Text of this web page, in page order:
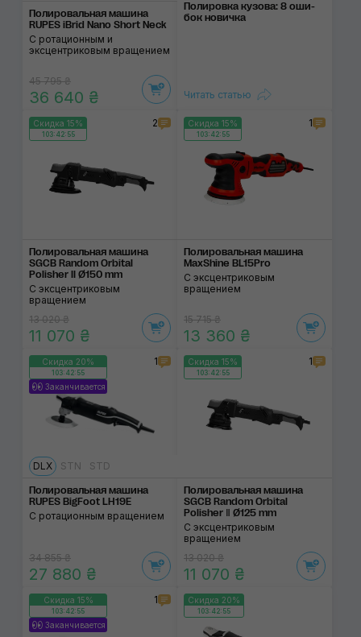
Полировальная маши­на
RUPES iBrid Nano Short Neck
С ротационным и
эксцентриковым вращением
45 795 ₴
36 640 ₴
Полировка ку­зова: 8 оши­
бок нови­чка
Читать статью
Скидка 15%
103:42:55
2
Полировальная маши­на
SGCB Random Orbital
Polisher II Ø150 mm
С эксцентриковым
вращением
13 020 ₴
11 070 ₴
Скидка 15%
103:42:55
1
Полировальная машина
MaxShine BL15Pro
С эксцентриковым
вращением
15 715 ₴
13 360 ₴
Скидка 20%
103:42:55
Заканчивается
1
DLX STN STD
Полировальная маши­на
RUPES BigFoot LH19E
С ротационным вращением
34 855 ₴
27 880 ₴
Скидка 15%
103:42:55
1
Полировальная маши­на
SGCB Random Orbital
Polisher Ⅱ Ø125 mm
С эксцентриковым
вращением
13 020 ₴
11 070 ₴
Скидка 15%
103:42:55
Заканчивается
1 Скидка 20%
103:42:55